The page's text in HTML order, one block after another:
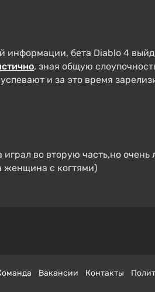
бета Diablo 4
, зная общую
и за это время
играл во вторую часть,но
женщина с когтями)
Вакансии Контакты